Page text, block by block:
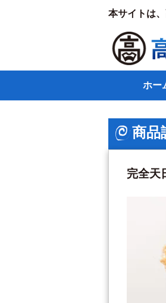
本サイトは
ホー
商品
完全天